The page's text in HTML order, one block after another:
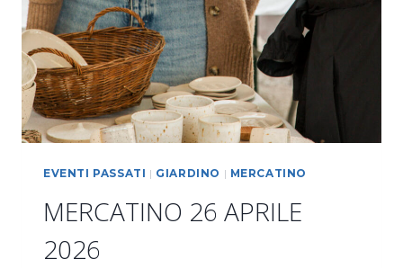
EVENTI PASSATI | GIARDINO | MERCATINO
MERCATINO 26 APRILE
2026